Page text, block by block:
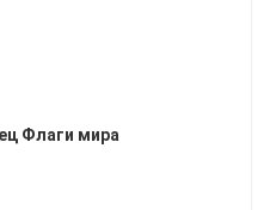
Флаги мира